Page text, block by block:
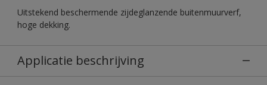
Uitstekend beschermende zijdeglanzende buitenmuurverf,
hoge dekking.
Applicatie beschrijving